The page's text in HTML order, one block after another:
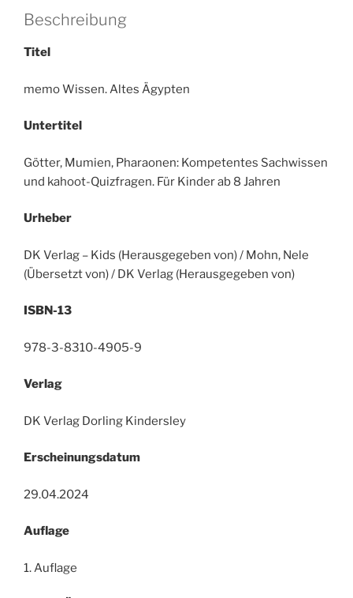
Beschreibung
Titel
memo Wissen. Altes Ägypten
Untertitel
Götter, Mumien, Pharaonen: Kompetentes Sachwissen
und kahoot-Quizfragen. Für Kinder ab 8 Jahren
Urheber
DK Verlag – Kids (Herausgegeben von) / Mohn, Nele
(Übersetzt von) / DK Verlag (Herausgegeben von)
ISBN-13
978-3-8310-4905-9
Verlag
DK Verlag Dorling Kindersley
Erscheinungsdatum
29.04.2024
Auflage
1. Auflage